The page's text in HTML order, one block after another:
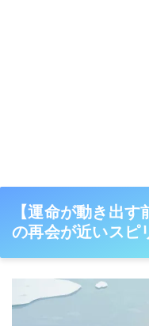
【運命が動き出
の再会が近いスピ